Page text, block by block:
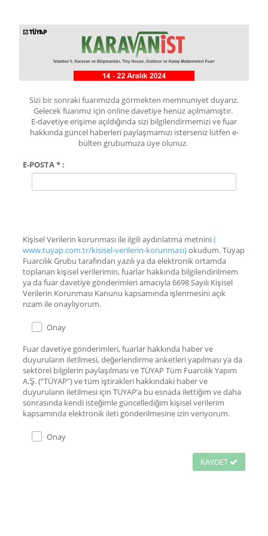
Sizi bir sonraki fuarımızda görmekten memnuniyet duyarız.
Gelecek fuarımız için online davetiye henüz açılmamıştır.
E-davetiye erişime açıldığında sizi bilgilendirmemizi ve fuar
hakkında güncel haberleri paylaşmamızı isterseniz lütfen e-
bülten grubumuza üye olunuz.
E-POSTA * :
Kişisel Verilerin korunması ile ilgili aydınlatma metnini(
www.tuyap.com.tr/kisisel-verilerin-korunması)okudum. Tüyap
Fuarcılık Grubu tarafından yazılı ya da elektronik ortamda
toplanan kişisel verilerimin, fuarlar hakkında bilgilendirilmem
ya da fuar davetiye gönderimleri amacıyla 6698 Sayılı Kişisel
Verilerin Korunması Kanunu kapsamında işlenmesini açık
rızam ile onaylıyorum.
Onay
Fuar davetiye gönderimleri, fuarlar hakkında haber ve
duyuruların iletilmesi, değerlendirme anketleri yapılması ya da
sektörel bilgilerin paylaşılması ve TÜYAP Tüm Fuarcılık Yapım
A.Ş. (“TÜYAP”) ve tüm iştirakleri hakkındaki haber ve
duyuruların iletilmesi için TÜYAP’a bu esnada ilettiğim ve daha
sonrasında kendi isteğimle güncellediğim kişisel verilerim
kapsamında elektronik ileti gönderilmesine izin veriyorum.
Onay
KAYDET